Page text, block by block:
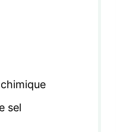
sel